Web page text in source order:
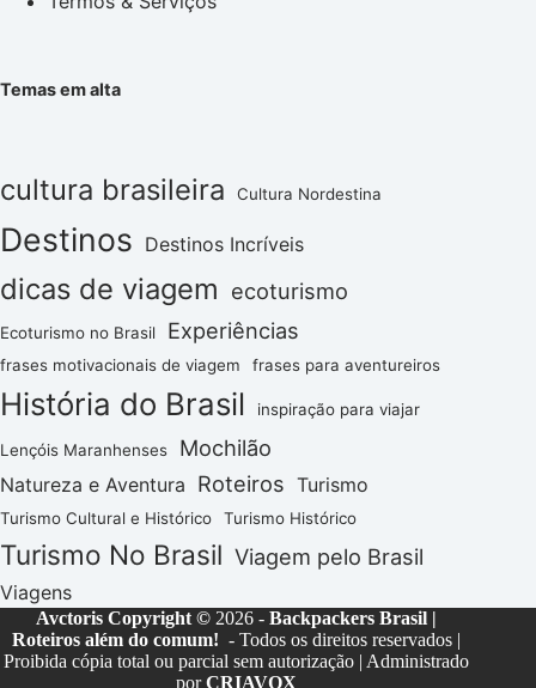
Temas em alta
cultura brasileira Cultura Nordestina
Destinos Destinos Incríveis
dicas de viagem ecoturismo
Ecoturismo no Brasil Experiências
frases motivacionais de viagem frases para aventureiros
História do Brasil inspiração para viajar
Lençóis Maranhenses Mochilão
Natureza e Aventura Roteiros Turismo
Turismo Cultural e Histórico Turismo Histórico
Turismo No Brasil Viagem pelo Brasil
Viagens
Avctoris Copyright ©2026 - Backpackers Brasil |
Roteiros além do comum! - Todos os direitos reservados |
Proibida cópia total ou parcial sem autorização | Administrado
porCRIAVOX